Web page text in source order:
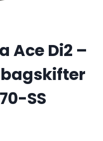
Ace Di2 –
SS